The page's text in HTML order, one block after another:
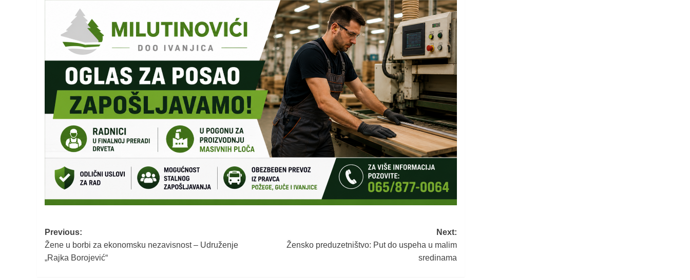
Post
navigation
Previous:
Žene u borbi za ekonomsku nezavisnost – Udruženje
„Rajka Borojević“
Next:
Žensko preduzetništvo: Put do uspeha u malim
sredinama